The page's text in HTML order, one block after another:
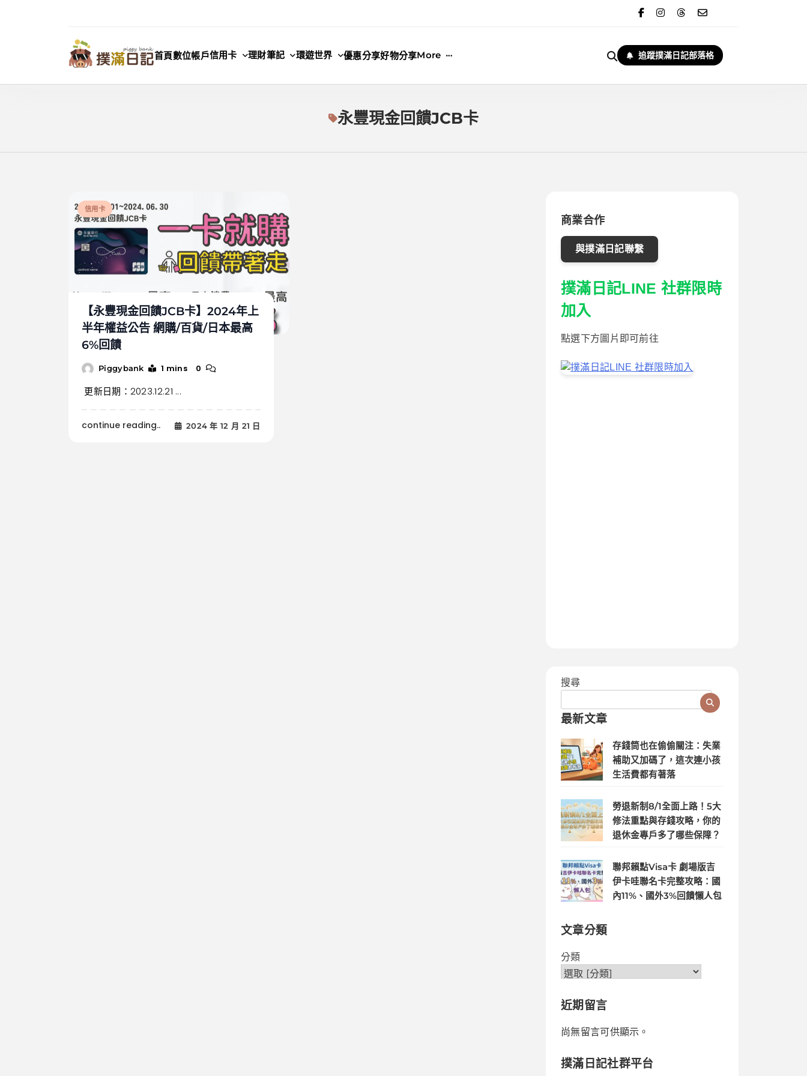
撲滿日記
首頁數位帳戶信用卡 理財筆記 環遊世界 優惠分享好物分享More 追蹤撲滿日記部落格
永豐現金回饋JCB卡
信用卡
【永豐現金回饋JCB卡】2024年上
半年權益公告 網購/百貨/日本最高
6%回饋
Piggybank 1 mins 0
更新日期：2023.12.21 ...
continue reading.. 2024 年 12 月 21 日
商業合作
與撲滿日記聯繫
撲滿日記LINE 社群限時
加入
點選下方圖片即可前往
搜尋
最新文章
存錢筒也在偷偷關注：失業
補助又加碼了，這次連小孩
生活費都有著落
勞退新制8/1全面上路！5大
修法重點與存錢攻略，你的
退休金專戶多了哪些保障？
聯邦賴點Visa卡 劇場版吉
伊卡哇聯名卡完整攻略：國
內11%、國外3%回饋懶人包
文章分類
分類
近期留言
尚無留言可供顯示。
撲滿日記社群平台